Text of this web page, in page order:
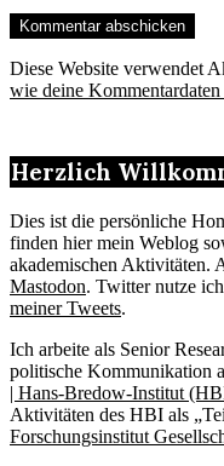
Diese Website verwendet
wie deine
Herzlich
Dies ist die persönliche
finden hier mein Weblog
akademischen Aktivitäten.
Mastodon. Twitter nutze
meiner Tweets.
Ich arbeite als Senior
politische Kommunikation
| Hans-Bredow-Institut
Aktivitäten des HBI als
Forschungsinstitut